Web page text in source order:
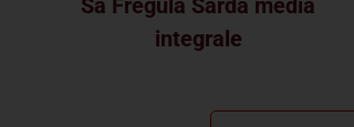
Sa Fregula Sarda media
integrale